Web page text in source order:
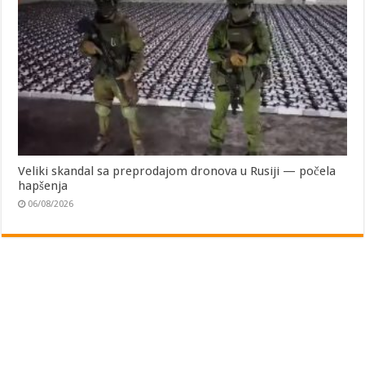
Veliki skandal sa preprodajom dronova u Rusiji — počela
hapšenja
06/08/2026